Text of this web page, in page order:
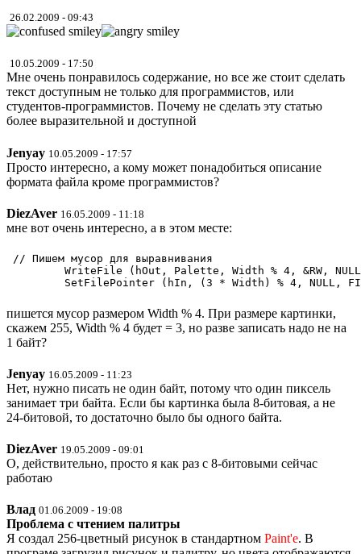
26.02.2009 - 09:43
10.05.2009 - 17:50
Мне очень понравилось содержание, но все же стоит сделать
текст доступным не только для программистов, или
студентов-программистов. Почему не сделать эту статью
более выразительной и доступной
Jenyay 10.05.2009 - 17:57
Просто интересно, а кому может понадобиться описание
формата файла кроме программистов?
DiezAver 16.05.2009 - 11:18
мне вот очень интересно, а в этом месте:
// Пишем мусор для выравнивания
WriteFile (hOut, Palette, Width % 4, &RW,
пишется мусор размером Width % 4. При размере картинки,
скажем 255, Width % 4 будет = 3, но разве записать надо не на
1 байт?
Jenyay 16.05.2009 - 11:23
Нет, нужно писать не один байт, потому что один пиксель
занимает три байта. Если бы картинка была 8-битовая, а не
24-битовой, то достаточно было бы одного байта.
DiezAver 19.05.2009 - 09:01
О, действительно, просто я как раз с 8-битовыми сейчас
работаю
Влад 01.06.2009 - 19:08
Проблема с чтением палитры
Я создал 256-цветный рисунок в стандартном Paint'е. В